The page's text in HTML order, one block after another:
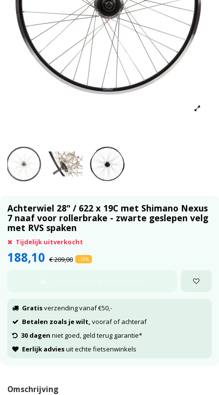
Achterwiel 28" / 622 x 19C met Shimano Nexus
7 naaf voor rollerbrake - zwarte geslepen velg
met RVS spaken
Tijdelijk uitverkocht
188,10 € 209,00 -10%
Gratisverzending vanaf €50,-
Betalen zoals je wilt, vooraf of achteraf
30 dagen niet goed, geld terug garantie*
Eerlijk adviesuit echte fietsenwinkels
Omschrijving